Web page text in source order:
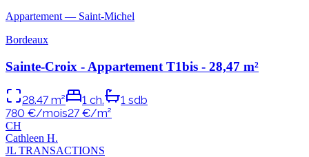
Appartement— Saint-Michel
Bordeaux
Sainte-Croix - Appartement T1bis - 28,47 m²
28.47m² 1 ch. 1 sdb
780 €/mois27€/m²
CH
Cathleen H.
JL TRANSACTIONS